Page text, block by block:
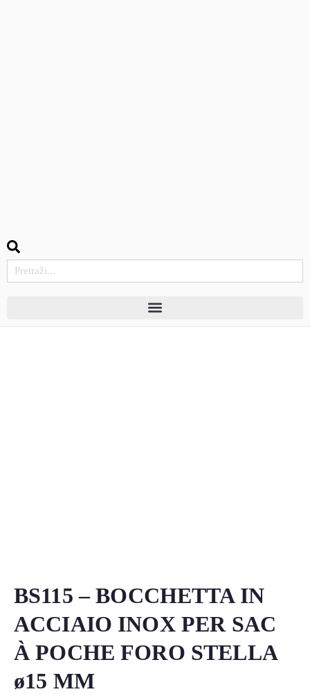
BS115 – BOCCHETTA IN
ACCIAIO INOX PER SAC
À POCHE FORO STELLA
ø15 MM